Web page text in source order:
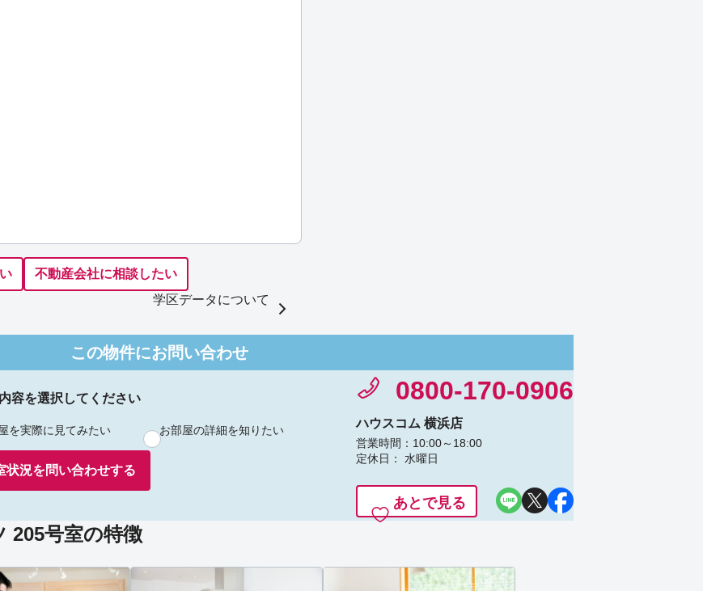
不動産会社に相談したい
学区データについて
この物件にお問い合わせ
容を選択してください
を実際に見てみたい お部屋の詳細を知りたい
状況を問い合わせする
0800-170-0906
ハウスコム 横浜店
営業時間：10:00～18:00
定休日： 水曜日
あとで見る
205号室の特徴